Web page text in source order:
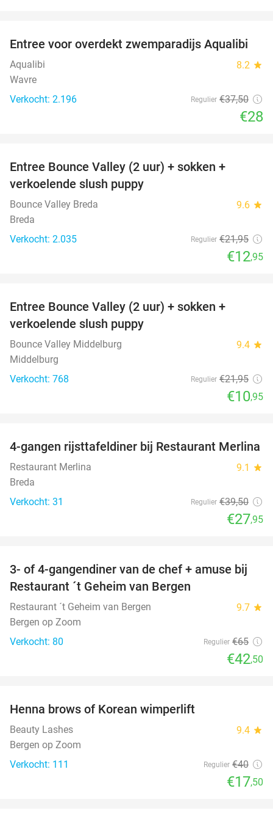
25%
Entree voor overdekt zwemparadijs Aqualibi
Aqualibi 8.2 star
Wavre
Verkocht: 2.196
Regulier €37,50
€28
Entree Bounce Valley (2 uur) + sokken +
verkoelende slush puppy
Bounce Valley Breda 9.6 star
Breda
Verkocht: 2.035
Regulier €21,95
€12,95
Entree Bounce Valley (2 uur) + sokken +
verkoelende slush puppy
Bounce Valley Middelburg 9.4 star
Middelburg
Verkocht: 768
Regulier €21,95
€10,95
29%
4-gangen rijsttafeldiner bij Restaurant Merlina
Restaurant Merlina 9.1 star
Breda
Verkocht: 31
Regulier €39,50
€27,95
35%
3- of 4-gangendiner van de chef + amuse bij
Restaurant ´t Geheim van Bergen
Restaurant ´t Geheim van Bergen 9.7 star
Bergen op Zoom
Verkocht: 80
Regulier €65
€42,50
Henna brows of Korean wimperlift
Beauty Lashes 9.4 star
Bergen op Zoom
Verkocht: 111
Regulier €40
€17,50